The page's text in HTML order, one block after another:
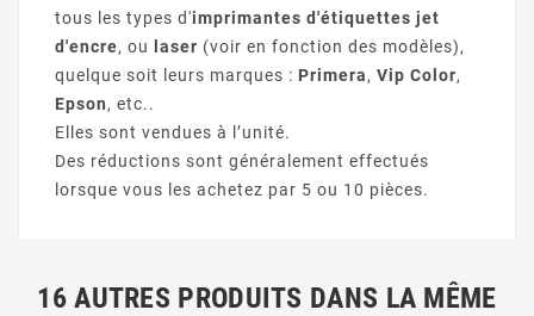
tous les types d'imprimantes d'étiquettes jet
d'encre, ou laser (voir en fonction des modèles),
quelque soit leurs marques : Primera, Vip Color,
Epson, etc..
Elles sont vendues à l’unité.
Des réductions sont généralement effectués
lorsque vous les achetez par 5 ou 10 pièces.
16 AUTRES PRODUITS DANS LA MÊME